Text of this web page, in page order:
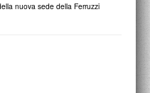
nuova sede della Ferruzzi